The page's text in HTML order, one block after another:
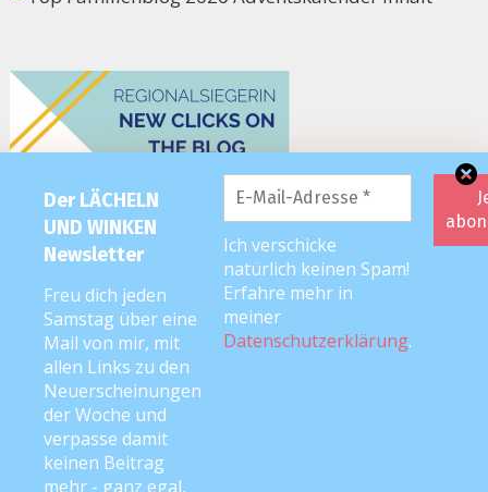
Der LÄCHELN
UND WINKEN
Newsletter
Freu dich jeden
Samstag über eine
Mail von mir, mit
allen Links zu den
Neuerscheinungen
der Woche und
verpasse damit
keinen Beitrag
mehr - ganz egal,
Ich verschicke
natürlich keinen Spam!
Erfahre mehr in
meiner
Datenschutzerklärung.